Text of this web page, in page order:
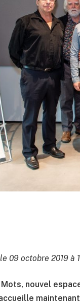
09 octobre 2019 à
Mots, nouvel